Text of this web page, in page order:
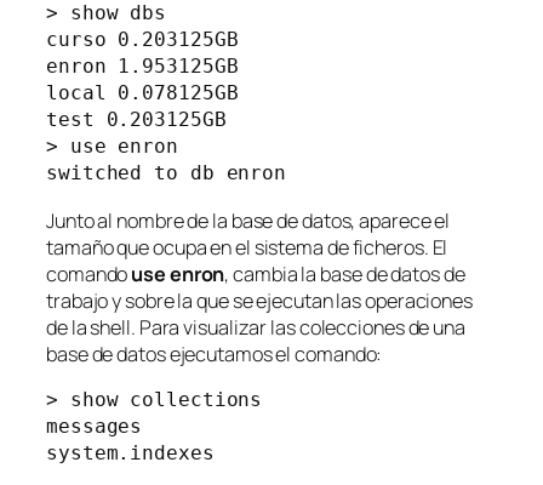
> show dbs
curso 0.203125GB
enron 1.953125GB
local 0.078125GB
test 0.203125GB
> use enron
switched to db enron
Junto al nombre de la base de datos, aparece el
tamaño que ocupa en el sistema de ficheros. El
comandouse enron, cambia la base de datos de
trabajo y sobre la que se ejecutan las operaciones
de lashell. Para visualizar las colecciones de una
base de datos ejecutamos el comando:
> show collections
messages
system.indexes